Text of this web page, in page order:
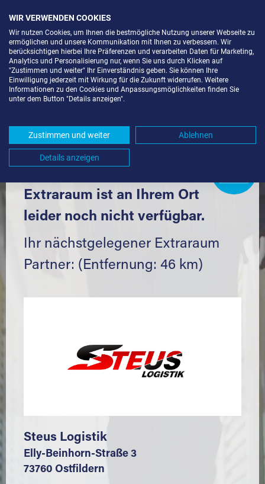
SELF STORAGE IN LAUTERSTEIN
Komfortabel einlagern mit Extraraum
Extraraum ist an Ihrem Ort
leider noch nicht verfügbar.
Ihr nächstgelegener Extraraum
Partner: (Entfernung: 46 km)
Steus Logistik
Elly-Beinhorn-Straße 3
73760 Ostfildern
WIR VERWENDEN COOKIES
Wir nutzen Cookies, um Ihnen die bestmögliche Nutzung unserer Webseite zu
ermöglichen und unsere Kommunikation mit Ihnen zu verbessern. Wir
berücksichtigen hierbei Ihre Präferenzen und verarbeiten Daten für Marketing,
Analytics und Personalisierung nur, wenn Sie uns durch Klicken auf
"Zustimmen und weiter" Ihr Einverständnis geben. Sie können Ihre
Einwilligung jederzeit mit Wirkung für die Zukunft widerrufen. Weitere
Informationen zu den Cookies und Anpassungsmöglichkeiten finden Sie
unter dem Button "Details anzeigen".
Zustimmen und weiter Ablehnen
Details anzeigen